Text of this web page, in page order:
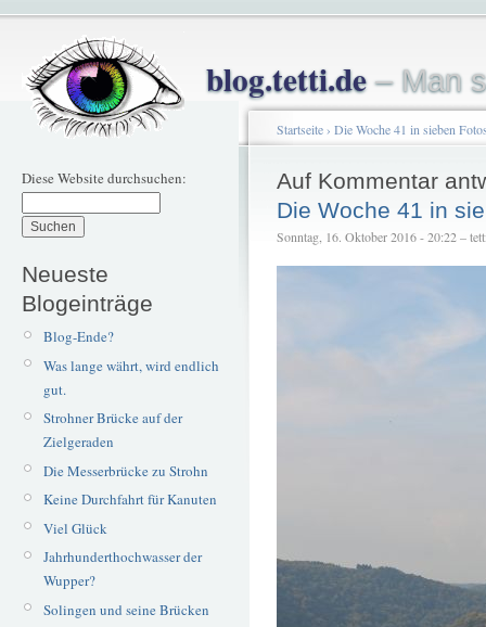
blog.tetti.de– Man
Diese Website durchsuchen:
Neueste
Blogeinträge
Blog-Ende?
Was lange währt, wird endlich
gut.
Strohner Brücke auf der
Zielgeraden
Die Messerbrücke zu Strohn
Keine Durchfahrt für Kanuten
Viel Glück
Jahrhunderthochwasser der
Wupper?
Solingen und seine Brücken
Startseite› Die Woche 41 in sieben
Auf Kommentar
Die Woche 41 in
Sonntag, 16. Oktober 2016 - 20:22 –